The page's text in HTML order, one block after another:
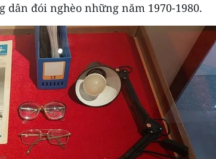
đói nghèo những năm 1970-1980.